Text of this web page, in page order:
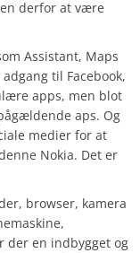
derfor at være
Assistant, Maps
til Facebook,
apps, men blot
aps. Og
medier for at
Nokia. Det er
browser, kamera
der en indbygget og